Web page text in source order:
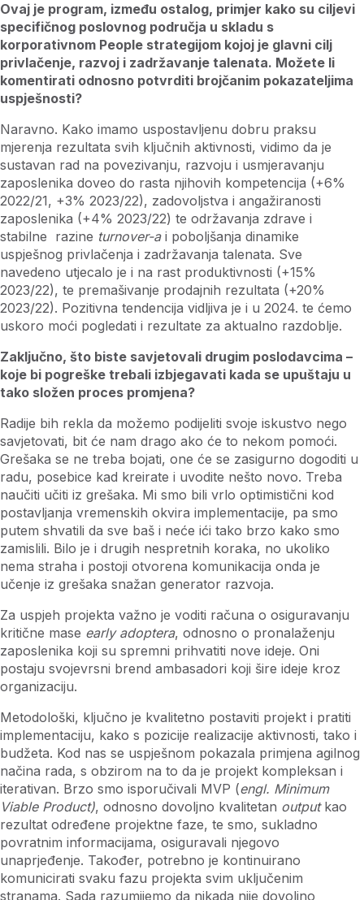
Ovaj je program, između ostalog, primjer kako su ciljevi
specifičnog poslovnog područja u skladu s
korporativnom People strategijom kojoj je glavni cilj
privlačenje, razvoj i zadržavanje talenata. Možete li
komentirati odnosno potvrditi brojčanim pokazateljima
uspješnosti?
Naravno. Kako imamo uspostavljenu dobru praksu
mjerenja rezultata svih ključnih aktivnosti, vidimo da je
sustavan rad na povezivanju, razvoju i usmjeravanju
zaposlenika doveo do rasta njihovih kompetencija (+6%
2022/21, +3% 2023/22), zadovoljstva i angažiranosti
zaposlenika (+4% 2023/22) te održavanja zdrave i
stabilne razine turnover-ai poboljšanja dinamike
uspješnog privlačenja i zadržavanja talenata. Sve
navedeno utjecalo je i na rast produktivnosti (+15%
2023/22), te premašivanje prodajnih rezultata (+20%
2023/22). Pozitivna tendencija vidljiva je i u 2024. te ćemo
uskoro moći pogledati i rezultate za aktualno razdoblje.
Zaključno, što biste savjetovali drugim poslodavcima –
koje bi pogreške trebali izbjegavati kada se upuštaju u
tako složen proces promjena?
Radije bih rekla da možemo podijeliti svoje iskustvo nego
savjetovati, bit će nam drago ako će to nekom pomoći.
Grešaka se ne treba bojati, one će se zasigurno dogoditi u
radu, posebice kad kreirate i uvodite nešto novo. Treba
naučiti učiti iz grešaka. Mi smo bili vrlo optimistični kod
postavljanja vremenskih okvira implementacije, pa smo
putem shvatili da sve baš i neće ići tako brzo kako smo
zamislili. Bilo je i drugih nespretnih koraka, no ukoliko
nema straha i postoji otvorena komunikacija onda je
učenje iz grešaka snažan generator razvoja.
Za uspjeh projekta važno je voditi računa o osiguravanju
kritične mase early adoptera, odnosno o pronalaženju
zaposlenika koji su spremni prihvatiti nove ideje. Oni
postaju svojevrsni brend ambasadori koji šire ideje kroz
organizaciju.
Metodološki, ključno je kvalitetno postaviti projekt i pratiti
implementaciju, kako s pozicije realizacije aktivnosti, tako i
budžeta. Kod nas se uspješnom pokazala primjena agilnog
načina rada, s obzirom na to da je projekt kompleksan i
iterativan. Brzo smo isporučivali MVP (engl. Minimum
Viable Product), odnosno dovoljno kvalitetan outputkao
rezultat određene projektne faze, te smo, sukladno
povratnim informacijama, osiguravali njegovo
unaprjeđenje. Također, potrebno je kontinuirano
komunicirati svaku fazu projekta svim uključenim
stranama. Sada razumijemo da nikada nije dovoljno